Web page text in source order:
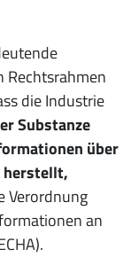
Rechtsrahmen
die Industrie
Substanze
über
herstellt,
Verordnung
an